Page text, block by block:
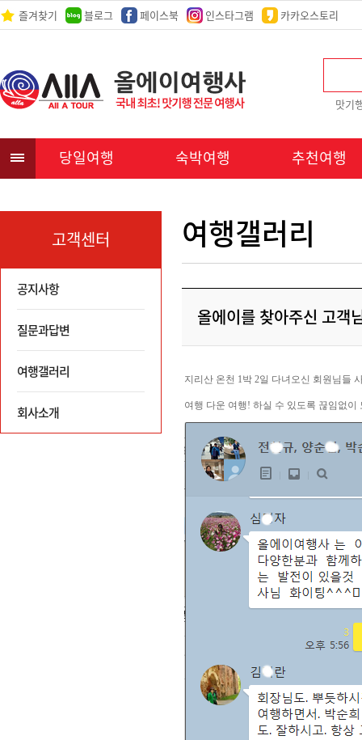
즐겨찾기 블로그 페이스북 인스타그램 카카오스토리
맛기
당일여행 숙박여행 추천여행
고객센터
공지사항
질문과답변
여행갤러리
회사소개
여행갤러리
올에이를 찾아주신 고객